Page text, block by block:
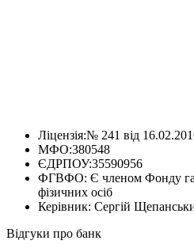
Ліцензія:№ 241 від
МФО:380548
ЄДРПОУ:35590956
ФГВФО: Є членом Фонду
фізичних осіб
Керівник: Сергій
Відгуки про банк